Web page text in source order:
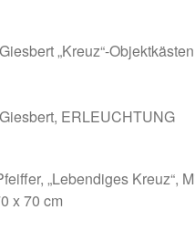
August 2025
August 2024
Juni 2024
„Kreuz“-
ERLEUCHTUNG
„Lebendiges Kreuz“,
x 70 cm